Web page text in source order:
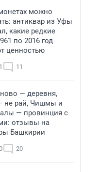
можно
антиквар из Уфы
какие редкие
по 2016 год
ценностью
11
— деревня,
не рай, Чишмы и
— провинция с
отзывы на
Башкирии
20